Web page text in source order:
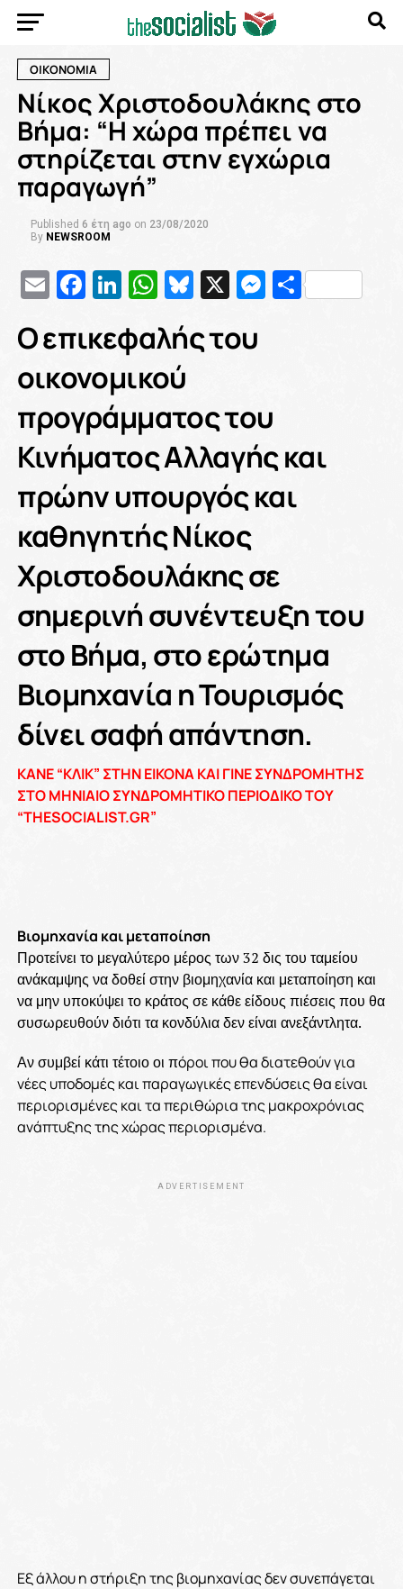
ΟΙΚΟΝΟΜΙΑ
Νίκος Χριστοδουλάκης στο
Βήμα: “Η χώρα πρέπει να
στηρίζεται στην εγχώρια
παραγωγή”
Published 6 έτη ago on 23/08/2020
By NEWSROOM
EmailFacebook
LinkedIn
WhatsApp
Bluesky
X
Ο επικεφαλής του
οικονομικού
προγράμματος του
Κινήματος Αλλαγής και
πρώην υπουργός και
καθηγητής Νίκος
Χριστοδουλάκης σε
σημερινή συνέντευξη του
στο Βήμα, στο ερώτημα
Βιομηχανία η Τουρισμός
δίνει σαφή απάντηση.
KANE “ΚΛΙΚ” ΣΤΗΝ ΕΙΚΟΝΑ ΚΑΙ ΓΙΝΕ ΣΥΝΔΡΟΜΗΤΗΣ
ΣΤΟ ΜΗΝΙΑΙΟ ΣΥΝΔΡΟΜΗΤΙΚΟ ΠΕΡΙΟΔΙΚΟ ΤΟΥ
“THESOCIALIST.GR”
Βιομηχανία και μεταποίηση
Προτείνει το μεγαλύτερο μέρος των 32 δις του ταμείου
ανάκαμψης να δοθεί στην βιομηχανία και μεταποίηση και
να μην υποκύψει το κράτος σε κάθε είδους πιέσεις που θα
συσωρευθούν διότι τα κονδύλια δεν είναι ανεξάντλητα.
Αν συμβεί κάτι τέτοιο οι πόροι που θα διατεθούν για
νέες υποδομές και παραγωγικές επενδύσεις θα είναι
περιορισμένες και τα περιθώρια της μακροχρόνιας
ανάπτυξης της χώρας περιορισμένα.
ADVERTISEMENT
Εξ άλλου η στήριξη της βιομηχανίας δεν συνεπάγεται